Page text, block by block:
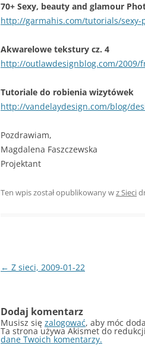
70+ Sexy, beauty and glamour
http://garmahis.com/tutorials/
Akwarelowe tekstury cz. 4
http://outlawdesignblog.com/
Tutoriale do robienia wizytówek
http://vandelaydesign.com/blog/
Pozdrawiam,
Magdalena Faszczewska
Projektant
Ten wpis został opublikowany wz Sieci
Nawigacja
← Z sieci, 2009-01-22
Dodaj komentarz
Musisz się zalogować, aby móc
Ta strona używa Akismet do
dane Twoich komentarzy.